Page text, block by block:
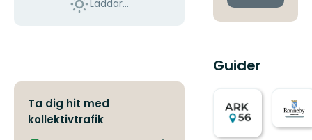
Laddar...
Ta dig hit med
kollektivtrafik
Guider